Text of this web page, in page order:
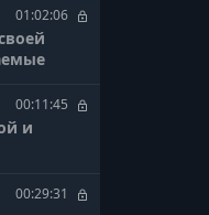
01:02:06
00:11:45
и
00:29:31